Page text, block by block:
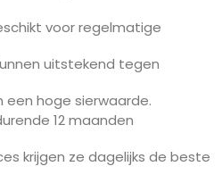
voor regelmatige
uitstekend tegen
een hoge sierwaarde.
12 maanden
krijgen ze dagelijks de beste